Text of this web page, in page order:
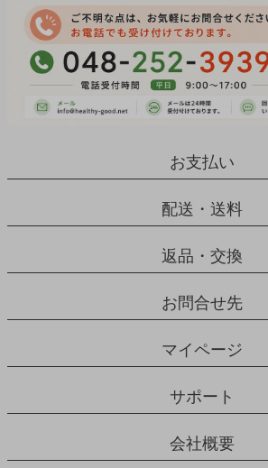
お支払い
配送・送料
返品・交換
お問合せ先
マイページ
サポート
会社概要